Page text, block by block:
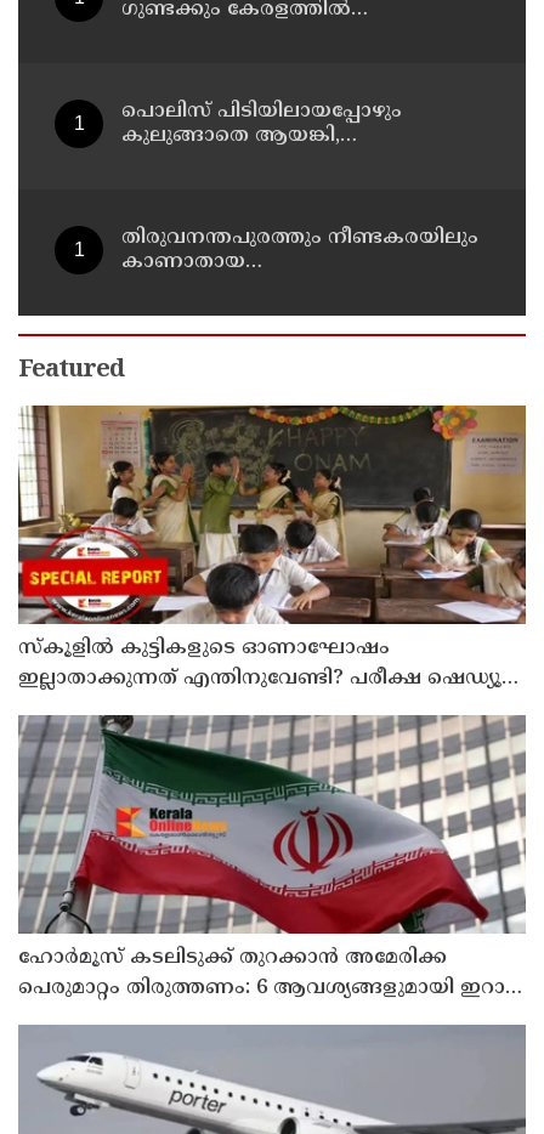
ഗുണ്ടക്കും കേരളത്തില്‍
പൊലിസ് പിടിയിലായപ്പോഴും
കുലുങ്ങാതെ ആയങ്കി,
തിരുവനന്തപുരത്തും നീണ്ടകരയിലും
കാണാതായ
തിരച്ചില്‍ പത്താം ദിവസത്തിലേക്ക്
Featured
സ്‌കൂളില്‍ കുട്ടികളുടെ ഓണാഘോഷം
ഇല്ലാതാക്കുന്നത് എന്തിനുവേണ്ടി? പരീക്ഷ ഷെഡ്യൂള്‍
ഹോര്‍മൂസ് കടലിടുക്ക് തുറക്കാന്‍ അമേരിക്ക
പെരുമാറ്റം തിരുത്തണം: 6 ആവശ്യങ്ങളുമായി ഇറാന്‍